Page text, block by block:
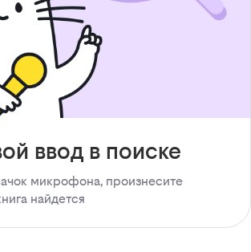
ввод в поиске
микрофона, произнесите
найдется